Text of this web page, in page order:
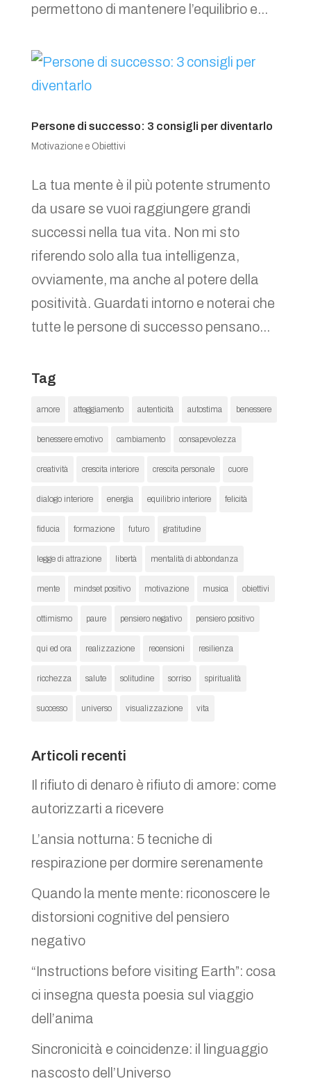
permettono di mantenere l’equilibrio e...
Persone di successo: 3 consigli per diventarlo
Motivazione e Obiettivi
La tua mente è il più potente strumento
da usare se vuoi raggiungere grandi
successi nella tua vita. Non mi sto
riferendo solo alla tua intelligenza,
ovviamente, ma anche al potere della
positività. Guardati intorno e noterai che
tutte le persone di successo pensano...
Tag
amore atteggiamento autenticità autostima benessere
benessere emotivo cambiamento consapevolezza
creatività crescita interiore crescita personale cuore
dialogo interiore energia equilibrio interiore felicità
fiducia formazione futuro gratitudine
legge di attrazione libertà mentalità di abbondanza
mente mindset positivo motivazione musica obiettivi
ottimismo paure pensiero negativo pensiero positivo
qui ed ora realizzazione recensioni resilienza
ricchezza salute solitudine sorriso spiritualità
successo universo visualizzazione vita
Articoli recenti
Il rifiuto di denaro è rifiuto di amore: come
autorizzarti a ricevere
L’ansia notturna: 5 tecniche di
respirazione per dormire serenamente
Quando la mente mente: riconoscere le
distorsioni cognitive del pensiero
negativo
“Instructions before visiting Earth”: cosa
ci insegna questa poesia sul viaggio
dell’anima
Sincronicità e coincidenze: il linguaggio
nascosto dell’Universo